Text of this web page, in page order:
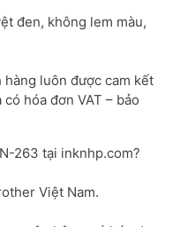
đen, không lem màu,
hàng luôn được cam kết
hóa đơn VAT – bảo
263 tại inknhp.com?
Việt Nam.